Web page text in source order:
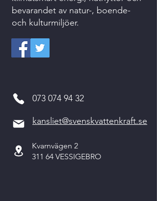
bevarandet av natur-, boende-
och kulturmiljöer.
073 074 94 32
kansliet@svenskvattenkraft.se
Kvarnvägen 2
311 64 VESSIGEBRO